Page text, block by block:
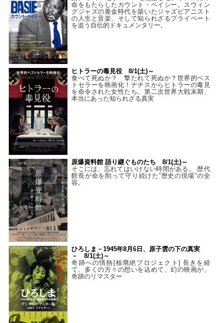
命をもたらしたカウント・ベイシー。スウィン
グジャズの黄金時代を築いたジャズピアニスト
の人生と音楽、そして知られざるプライベート
を追う自伝的ドキュメンタリー。
ヒトラーの毒見役 8/1(土)～
食べて死ぬか？ 撃たれて死ぬか？世界的ベス
トセラーを映画化！ナチスからヒトラーの毒見
を命令された女性たち。第二次世界大戦末期、
本当にあった知られざる真実
原爆資料館 語り継ぐものたち 8/1(土)～
そこには、忘れてはいけない時間がある。 歴代
館長が命を削って守り続けた”歴史の現場”の全
容。
ひろしま－1945年8月6日、原子雲の下の真実
－ 8/1(土)～
奇跡への情熱[核廃絶プロジェクト] 長きを経
て、多くの方々の想いを込めて、幻の映画が、
奇跡のリマスター